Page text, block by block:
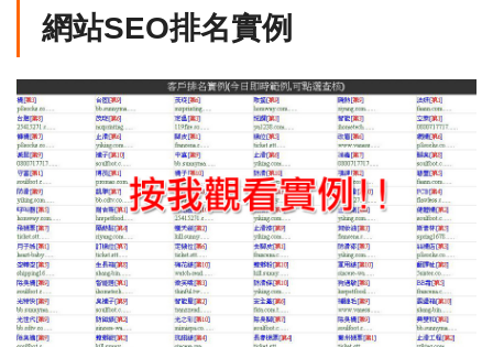
網站SEO排名實例